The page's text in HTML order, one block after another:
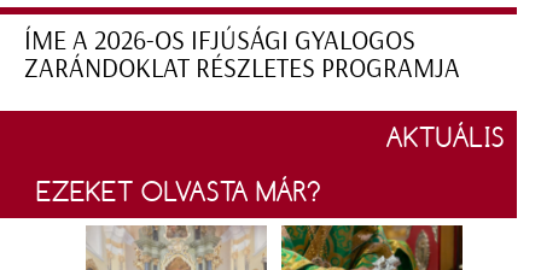
ÍME A 2026-OS IFJÚSÁGI GYALOGOS
ZARÁNDOKLAT RÉSZLETES PROGRAMJA
AKTUÁLIS
EZEKET OLVASTA MÁR?